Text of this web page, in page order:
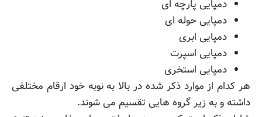
دمپایی پارچه ای
دمپایی حوله ای
دمپایی ابری
دمپایی اسپرت
دمپایی استخری
هر کدام از موارد ذکر شده در بالا به نوبه خود ارقام مختلفی
داشته و به زیر گروه هایی تقسیم می شوند.